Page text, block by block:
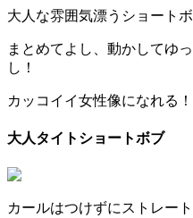
大人な雰囲気漂うショート
まとめてよし、動かしてゆ
し！
カッコイイ女性像になれる！
大人タイトショートボブ
カールはつけずにストレー